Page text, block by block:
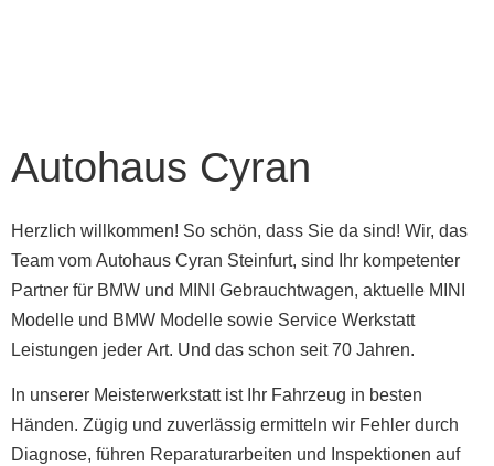
Autohaus Cyran
Herzlich willkommen! So schön, dass Sie da sind! Wir, das
Team vom Autohaus Cyran Steinfurt, sind Ihr kompetenter
Partner für BMW und MINI Gebrauchtwagen, aktuelle MINI
Modelle und BMW Modelle sowie Service Werkstatt
Leistungen jeder Art. Und das schon seit 70 Jahren.
In unserer Meisterwerkstatt ist Ihr Fahrzeug in besten
Händen. Zügig und zuverlässig ermitteln wir Fehler durch
Diagnose, führen Reparaturarbeiten und Inspektionen auf